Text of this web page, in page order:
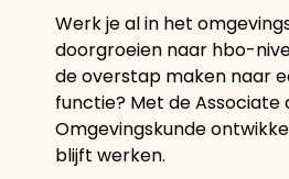
Werk je al in het
doorgroeien naar hbo-
de overstap maken naar
functie? Met de Associate
Omgevingskunde
blijft werken.